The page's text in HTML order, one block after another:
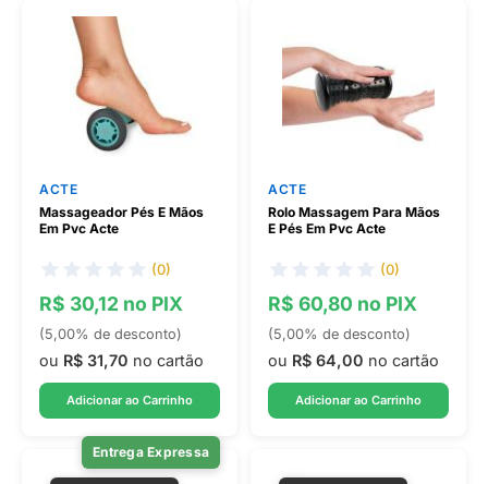
ACTE
Massageador Pés E Mãos
Em Pvc Acte
(0)
R$ 30,12 no PIX
(5,00% de desconto)
ou R$ 31,70 no cartão
Adicionar ao Carrinho
ACTE
Rolo Massagem Para Mãos
E Pés Em Pvc Acte
(0)
R$ 60,80 no PIX
(5,00% de desconto)
ou R$ 64,00 no cartão
Adicionar ao Carrinho
Entrega Expressa